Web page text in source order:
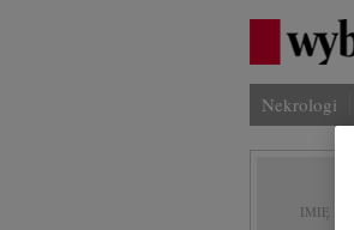
Nekrologi
IMIĘ I